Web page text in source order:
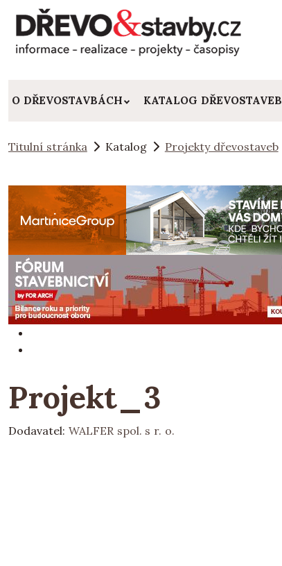
O DŘEVOSTAVBÁCH KATALOG DŘEVOSTAVEB
Titulní stránka Katalog Projekty dřevostaveb
Projekt_3
Dodavatel: WALFER spol. s r. o.